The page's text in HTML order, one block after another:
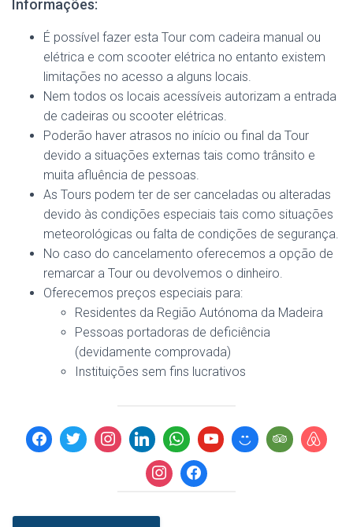
Informações:
É possível fazer esta Tour com cadeira manual ou
elétrica e com scooter elétrica no entanto existem
limitações no acesso a alguns locais.
Nem todos os locais acessíveis autorizam a entrada
de cadeiras ou scooter elétricas.
Poderão haver atrasos no início ou final da Tour
devido a situações externas tais como trânsito e
muita afluência de pessoas.
As Tours podem ter de ser canceladas ou alteradas
devido às condições especiais tais como situações
meteorológicas ou falta de condições de segurança.
No caso do cancelamento oferecemos a opção de
remarcar a Tour ou devolvemos o dinheiro.
Oferecemos preços especiais para:
Residentes da Região Autónoma da Madeira
Pessoas portadoras de deficiência
(devidamente comprovada)
Instituições sem fins lucrativos